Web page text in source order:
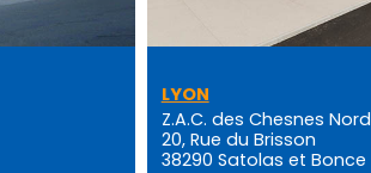
LYON
Z.A.C. des Chesnes Nord
20, Rue du Brisson
38290 Satolas et Bonce